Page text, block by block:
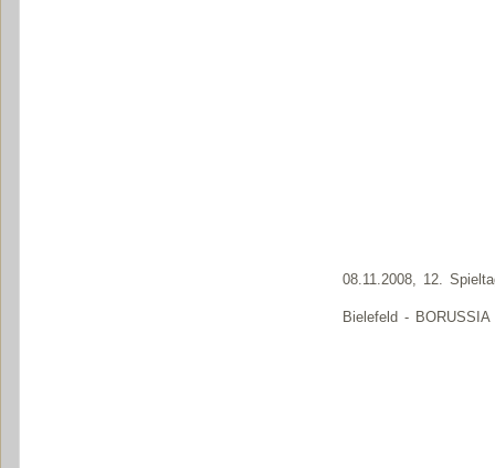
08.11.2008, 12.
Bielefeld - BORUSSIA